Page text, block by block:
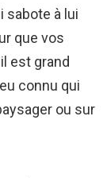
sabote à lui
que vos
est grand
connu qui
ou sur